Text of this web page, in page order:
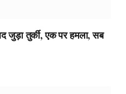
जुड़ा तुर्की, एक पर हमला, सब